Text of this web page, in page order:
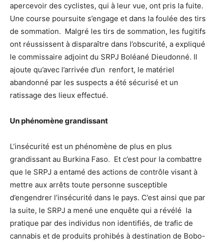
apercevoir des cyclistes, qui à leur vue, ont pris la fuite.
Une course poursuite s’engage et dans la foulée des tirs
de sommation. Malgré les tirs de sommation, les fugitifs
ont réussissent à disparaître dans l’obscurité, a expliqué
le commissaire adjoint du SRPJ Boléané Dieudonné. Il
ajoute qu’avec l’arrivée d’un renfort, le matériel
abandonné par les suspects a été sécurisé et un
ratissage des lieux effectué.
Un phénomène grandissant
L’insécurité est un phénomène de plus en plus
grandissant au Burkina Faso. Et c’est pour la combattre
que le SRPJ a entamé des actions de contrôle visant à
mettre aux arrêts toute personne susceptible
d’engendrer l’insécurité dans le pays. C’est ainsi que par
la suite, le SRPJ a mené une enquête qui a révélé la
pratique par des individus non identifiés, de trafic de
cannabis et de produits prohibés à destination de Bobo-